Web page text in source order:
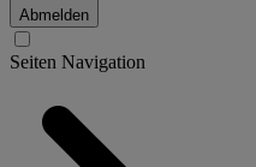
Abmelden
Seiten Navigation